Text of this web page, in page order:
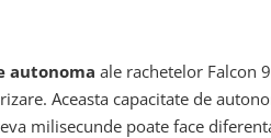
autonoma ale rachetelor Falcon
Aceasta capacitate de
milisecunde poate face